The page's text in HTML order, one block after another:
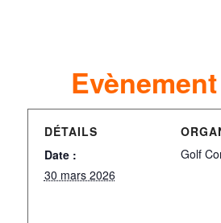
DÉTAILS
Date :
30 mars 2026
Golf